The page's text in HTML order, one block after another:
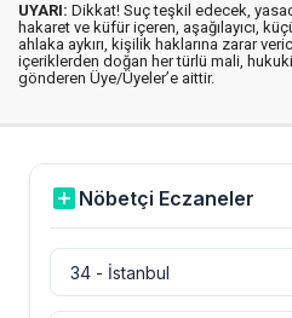
UYARI: Dikkat! Suç teşkil edecek,
hakaret ve küfür içeren, aşağılayıcı,
ahlaka aykırı, kişilik haklarına zarar
içeriklerden doğan her türlü mali,
gönderen Üye/Üyeler’e aittir.